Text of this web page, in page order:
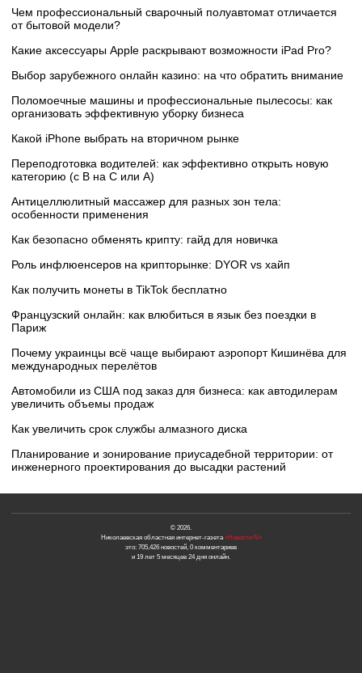
Чем профессиональный сварочный полуавтомат отличается
от бытовой модели?
Какие аксессуары Apple раскрывают возможности iPad Pro?
Выбор зарубежного онлайн казино: на что обратить внимание
Поломоечные машины и профессиональные пылесосы: как
организовать эффективную уборку бизнеса
Какой iPhone выбрать на вторичном рынке
Переподготовка водителей: как эффективно открыть новую
категорию (с B на C или А)
Антицеллюлитный массажер для разных зон тела:
особенности применения
Как безопасно обменять крипту: гайд для новичка
Роль инфлюенсеров на крипторынке: DYOR vs хайп
Как получить монеты в TikTok бесплатно
Французский онлайн: как влюбиться в язык без поездки в
Париж
Почему украинцы всё чаще выбирают аэропорт Кишинёва для
международных перелётов
Автомобили из США под заказ для бизнеса: как автодилерам
увеличить объемы продаж
Как увеличить срок службы алмазного диска
Планирование и зонирование приусадебной территории: от
инженерного проектирования до высадки растений
© 2026.
Николаевская областная интернет-газета«Новости N»
это: 705,426 новостей, 0 комментариев
и 19 лет 5 месяцев 24 дня онлайн.